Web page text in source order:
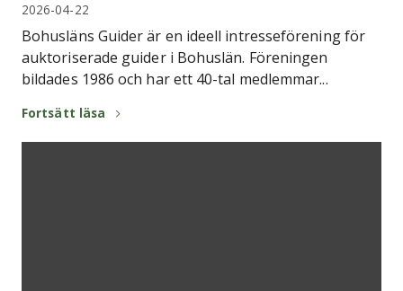
2026-04-22
Bohusläns Guider är en ideell intresseförening för
auktoriserade guider i Bohuslän. Föreningen
bildades 1986 och har ett 40-tal medlemmar...
Fortsätt läsa